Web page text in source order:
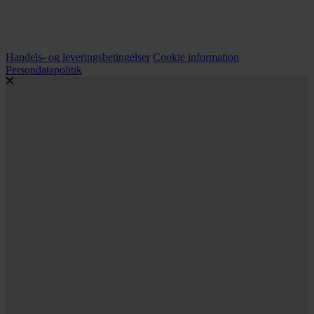
Handels- og leveringsbetingelser Cookie information
Persondatapolitik